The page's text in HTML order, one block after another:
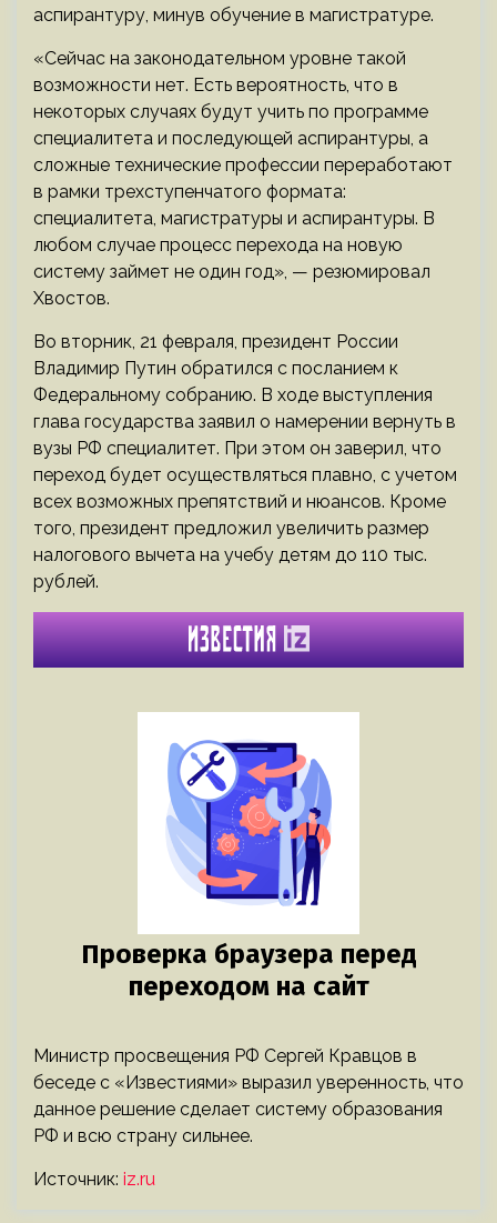
аспирантуру, минув обучение в магистратуре.
«Сейчас на законодательном уровне такой
возможности нет. Есть вероятность, что в
некоторых случаях будут учить по программе
специалитета и последующей аспирантуры, а
сложные технические профессии переработают
в рамки трехступенчатого формата:
специалитета, магистратуры и аспирантуры. В
любом случае процесс перехода на новую
систему займет не один год», — резюмировал
Хвостов.
Во вторник, 21 февраля, президент России
Владимир Путин обратился с посланием к
Федеральному собранию. В ходе выступления
глава государства заявил о намерении вернуть в
вузы РФ специалитет. При этом он заверил, что
переход будет осуществляться плавно, с учетом
всех возможных препятствий и нюансов. Кроме
того, президент предложил увеличить размер
налогового вычета на учебу детям до 110 тыс.
рублей.
Министр просвещения РФ Сергей Кравцов в
беседе с «Известиями» выразил уверенность, что
данное решение сделает систему образования
РФ и всю страну сильнее.
Источник: iz.ru